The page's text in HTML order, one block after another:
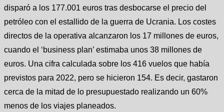
disparó a los 177.001 euros tras desbocarse el precio del
petróleo con el estallido de la guerra de Ucrania. Los costes
directos de la operativa alcanzaron los 17 millones de euros,
cuando el ‘business plan’ estimaba unos 38 millones de
euros. Una cifra calculada sobre los 416 vuelos que había
previstos para 2022, pero se hicieron 154. Es decir, gastaron
cerca de la mitad de lo presupuestado realizando un 60%
menos de los viajes planeados.